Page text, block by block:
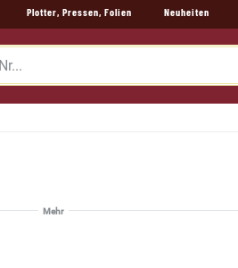
Plotter, Pressen, Folien Neuheiten